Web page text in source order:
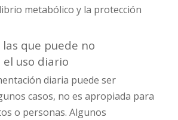
metabólico y la protección
que puede no
uso diario
diaria puede ser
casos, no es apropiada para
o personas. Algunos